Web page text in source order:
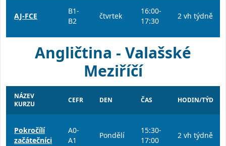
AJ-FCE
B1-
B2
čtvrtek
16:00-
17:30
2 vh týdně
Angličtina - Valašské
Meziříčí
NÁZEV
KURZU
CEFR DEN ČAS HODIN/TÝD
Pokročílí
začátečníci
A0-
A1
Pondělí
15:30-
17:00
2 vh týdně